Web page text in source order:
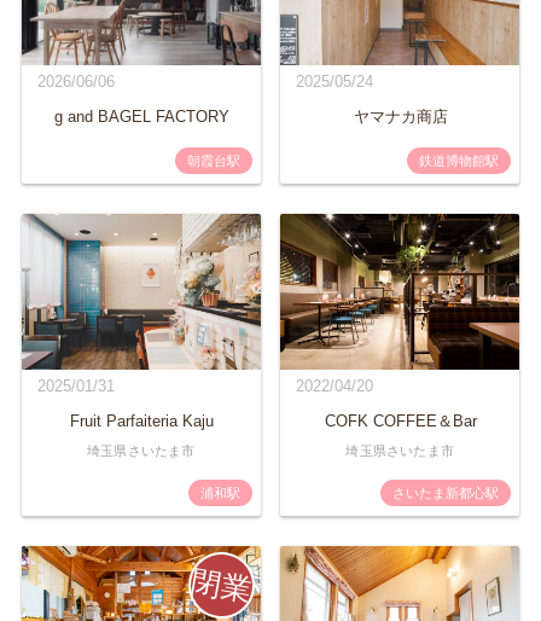
2026/06/06
g and BAGEL FACTORY
朝霞台駅
2025/05/24
ヤマナカ商店
鉄道博物館駅
2025/01/31
Fruit Parfaiteria Kaju
埼玉県さいたま市
浦和駅
2022/04/20
COFK COFFEE＆Bar
埼玉県さいたま市
さいたま新都心駅